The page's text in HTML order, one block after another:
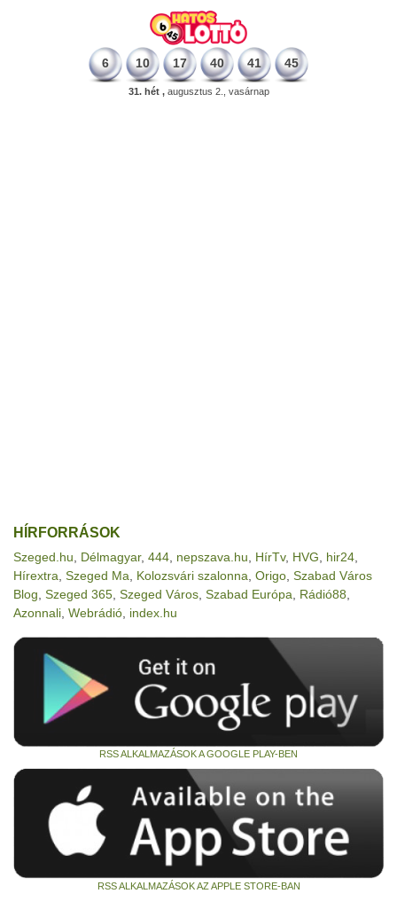
6 10 17 40 41 45
31. hét ,augusztus 2., vasárnap
HÍRFORRÁSOK
Szeged.hu Délmagyar, 444 nepszava.hu HírTv, HVG hir24
Hírextra Szeged Ma Kolozsvári szalonna Origo Szabad Város
Blog Szeged 365 Szeged Város Szabad Európa Rádió88
Azonnali Webrádió index.hu
RSS ALKALMAZÁSOK A GOOGLE PLAY-BEN
RSS ALKALMAZÁSOK AZ APPLE STORE-BAN